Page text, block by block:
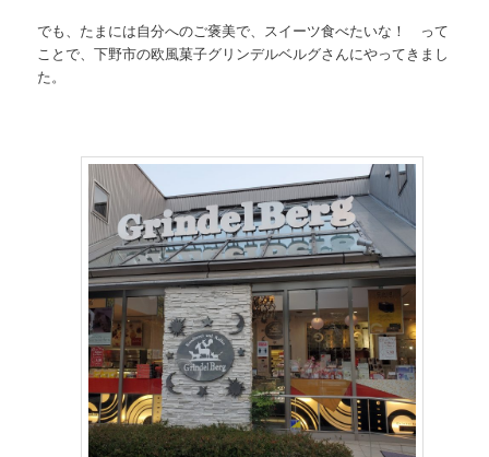
でも、たまには自分へのご褒美で、スイーツ食べたいな！ って
ことで、下野市の欧風菓子グリンデルベルグさんにやってきまし
た。